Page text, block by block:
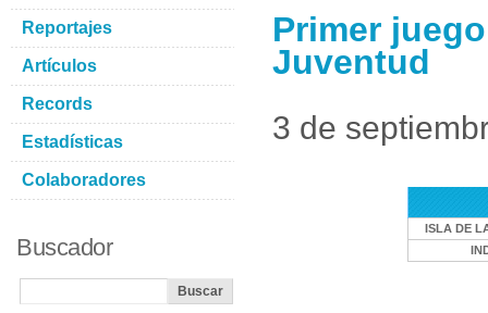
Primer
Juventud
3 de
ISLA DE
Reportajes
Artículos
Records
Estadísticas
Colaboradores
Buscador